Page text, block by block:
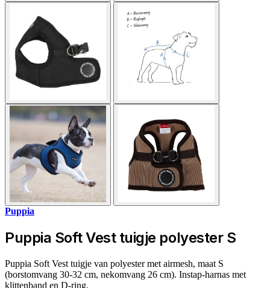
Puppia
Puppia Soft Vest tuigje polyester S
Puppia Soft Vest tuigje van polyester met airmesh, maat S
(borstomvang 30-32 cm, nekomvang 26 cm). Instap‑harnas met
klittenband en D-ring.